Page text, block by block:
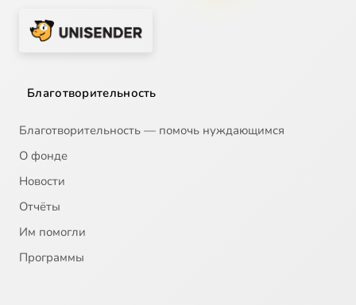
Благотворительность
Благотворительность — помочь нуждающимся
О фонде
Новости
Отчёты
Им помогли
Программы